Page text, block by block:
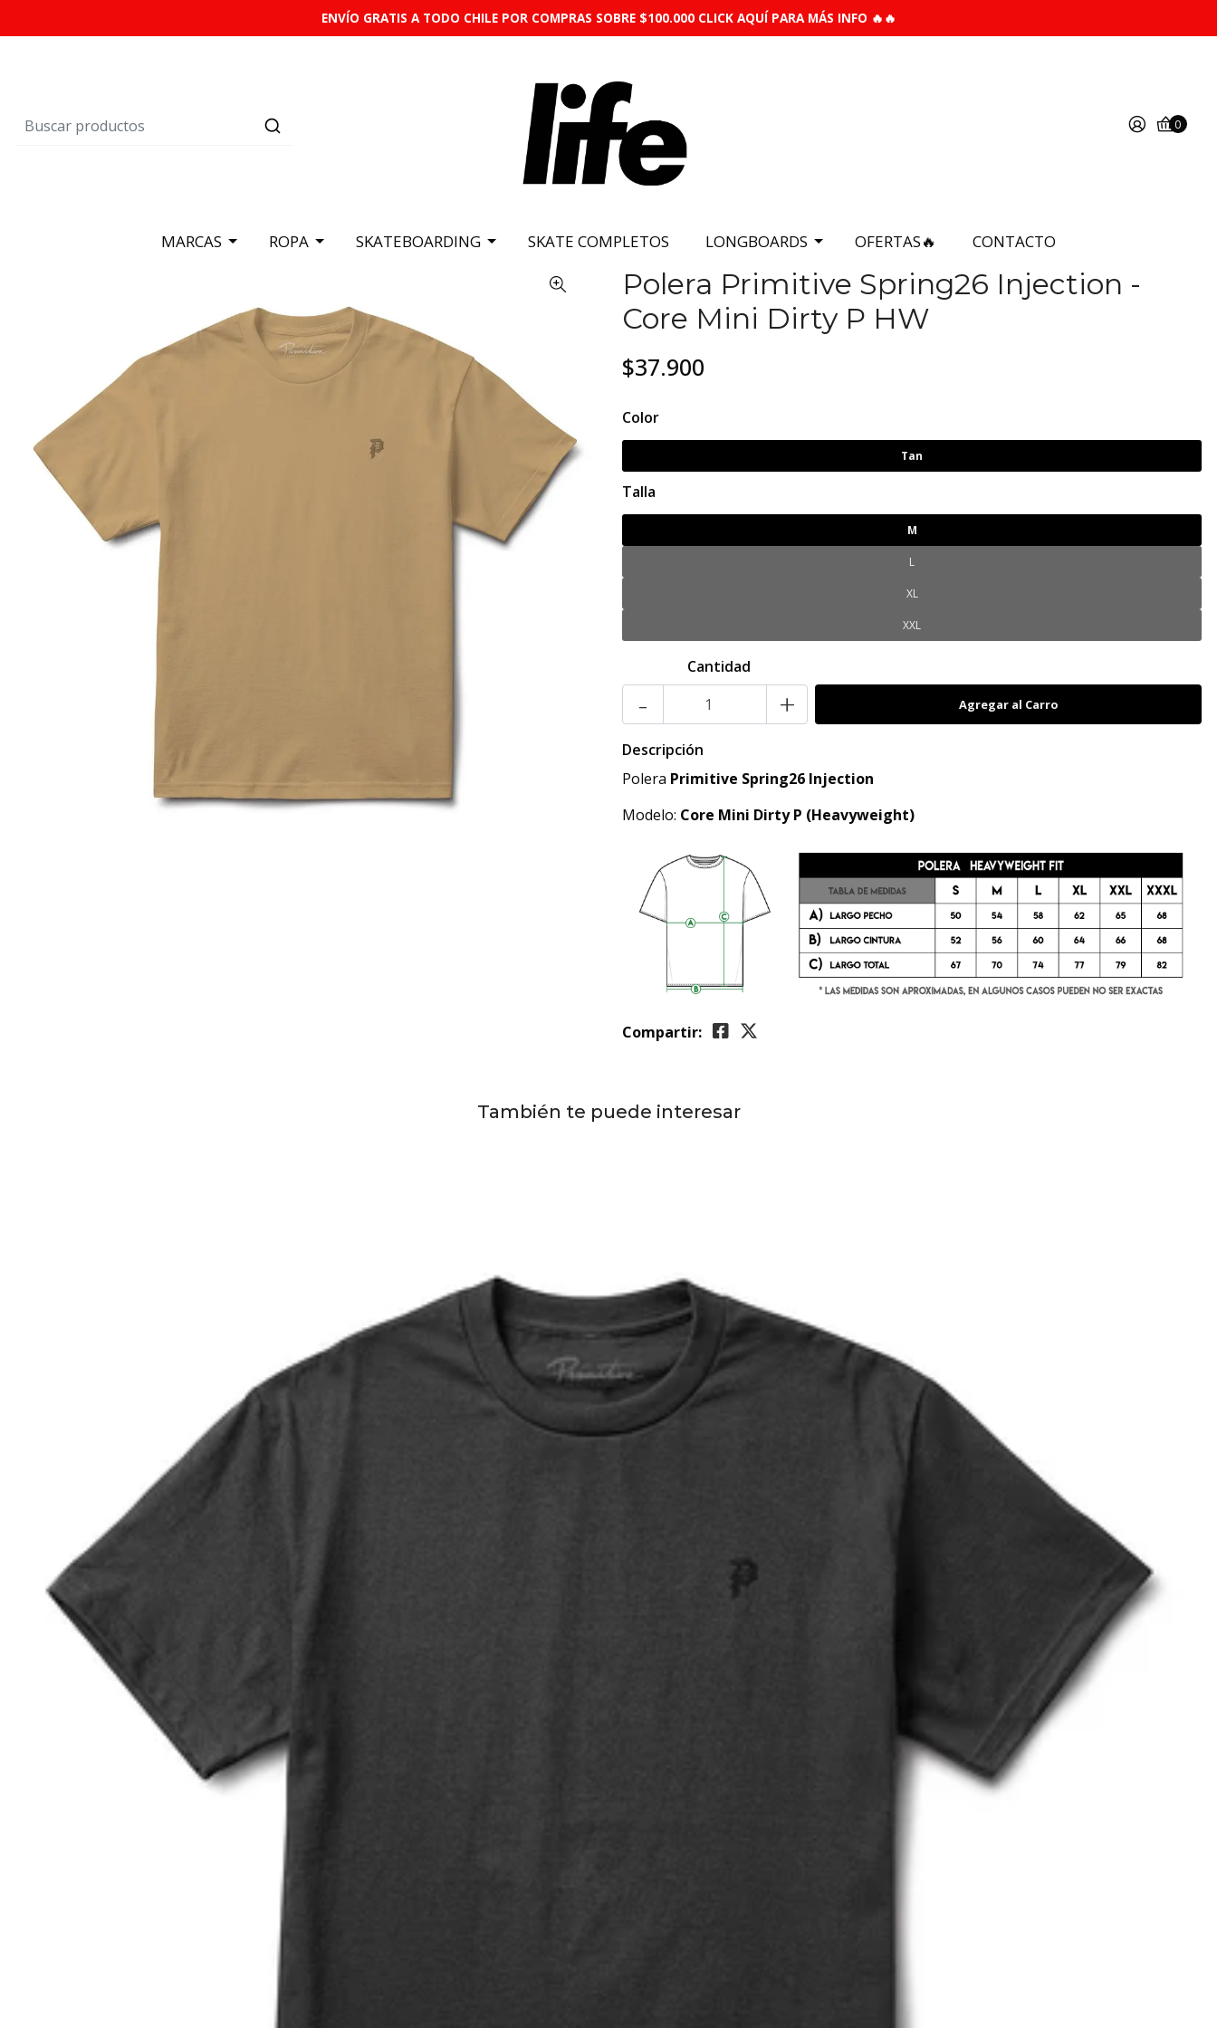
ENVÍO GRATIS A TODO CHILE POR COMPRAS SOBRE $100.000 CLICK AQUÍ PARA MÁS INFO 🔥🔥
0
MARCAS ROPA SKATEBOARDING SKATE COMPLETOS LONGBOARDS OFERTAS🔥 CONTACTO
Polera Primitive Spring26 Injection -
Core Mini Dirty P HW
$37.900
Color
Tan
Talla
M
L
XL
XXL
Cantidad
- +
Descripción
Polera Primitive Spring26 Injection
Modelo: Core Mini Dirty P (Heavyweight)
Compartir:
También te puede interesar